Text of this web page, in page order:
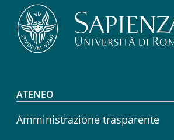
Footer menu
ATENEO
Amministrazione trasparente